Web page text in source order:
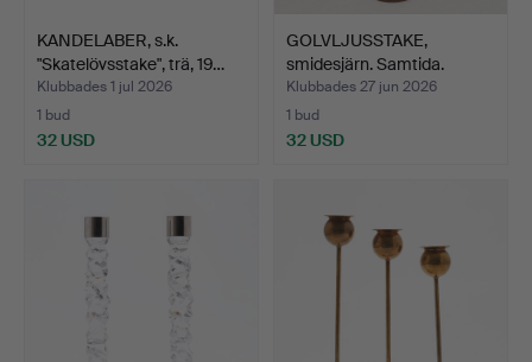
KANDELABER, s.k.
"Skatelövsstake", trä, 19…
Klubbades 1 jul 2026
1 bud
32 USD
GOLVLJUSSTAKE,
smidesjärn. Samtida.
Klubbades 27 jun 2026
1 bud
32 USD